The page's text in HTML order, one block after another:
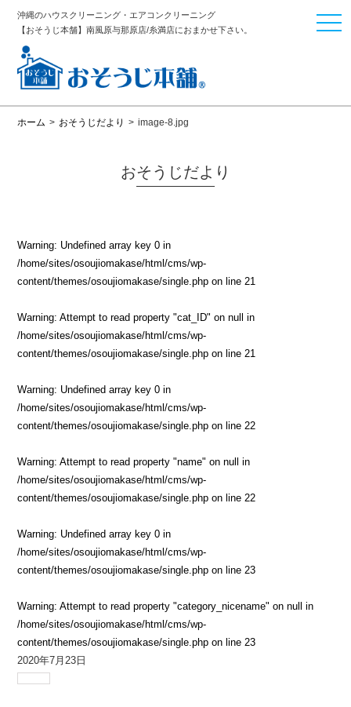
沖縄のハウスクリーニング・エアコンクリーニング
【おそうじ本舗】南風原与那原店/糸満店におまかせ下さい。
ホーム > おそうじだより > image-8.jpg
おそうじだより
Warning: Undefined array key 0 in
/home/sites/osoujiomakase/html/cms/wp-
content/themes/osoujiomakase/single.php on line 21
Warning: Attempt to read property "cat_ID" on null in
/home/sites/osoujiomakase/html/cms/wp-
content/themes/osoujiomakase/single.php on line 21
Warning: Undefined array key 0 in
/home/sites/osoujiomakase/html/cms/wp-
content/themes/osoujiomakase/single.php on line 22
Warning: Attempt to read property "name" on null in
/home/sites/osoujiomakase/html/cms/wp-
content/themes/osoujiomakase/single.php on line 22
Warning: Undefined array key 0 in
/home/sites/osoujiomakase/html/cms/wp-
content/themes/osoujiomakase/single.php on line 23
Warning: Attempt to read property "category_nicename" on null in
/home/sites/osoujiomakase/html/cms/wp-
content/themes/osoujiomakase/single.php on line 23
2020年7月23日